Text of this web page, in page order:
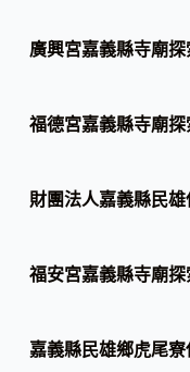
廣興宮嘉義縣寺廟探
福德宮嘉義縣寺廟探
財團法人嘉義縣民
福安宮嘉義縣寺廟探
嘉義縣民雄鄉虎尾